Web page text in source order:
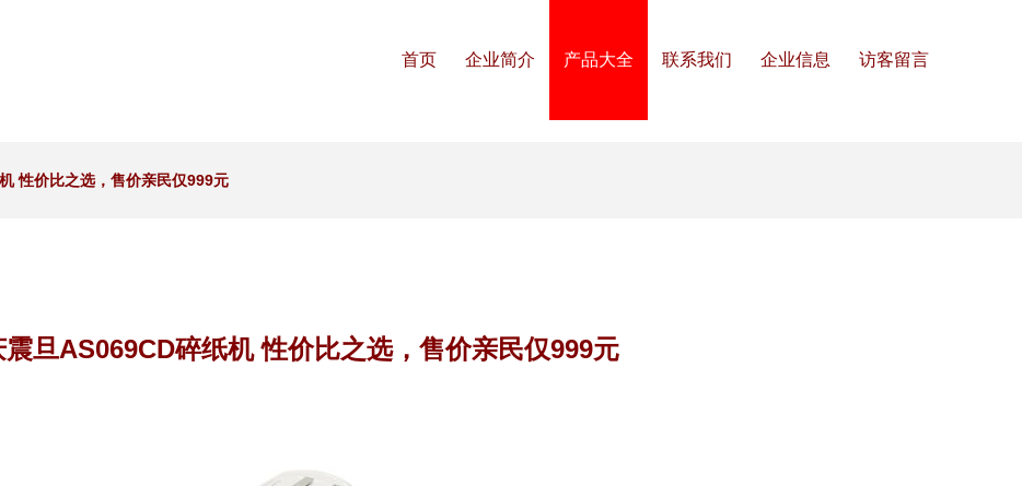
首页 企业简介 产品大全 联系我们 企业信息 访客留言
性价比之选，售价亲民仅999元
震旦AS069CD碎纸机 性价比之选，售价亲民仅999元